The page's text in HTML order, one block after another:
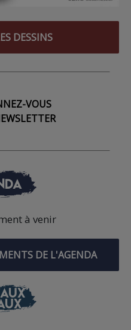
DESSINS
VOUS
à venir
DE L'AGENDA